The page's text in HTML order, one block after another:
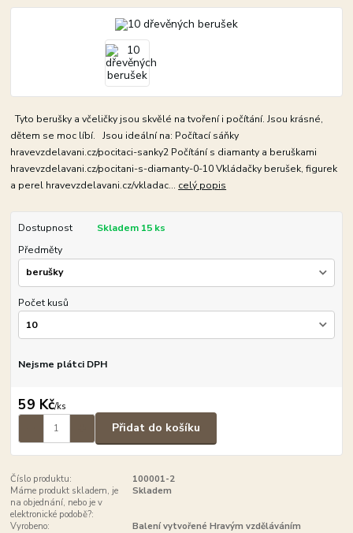
Tyto berušky a včeličky jsou skvělé na tvoření i počítání. Jsou krásné,
dětem se moc líbí. Jsou ideální na: Počítací sáňky
hravevzdelavani.cz/pocitaci-sanky2 Počítání s diamanty a beruškami
hravevzdelavani.cz/pocitani-s-diamanty-0-10 Vkládačky berušek, figurek
a perel hravevzdelavani.cz/vkladac... celý popis
Dostupnost
Skladem 15 ks
Předměty
Počet kusů
Nejsme plátci DPH
59 Kč/ks
Přidat do košíku
Číslo produktu:
100001-2
Máme produkt skladem, je
na objednání, nebo je v
elektronické podobě?:
Skladem
Vyrobeno: Balení vytvořené Hravým vzděláváním